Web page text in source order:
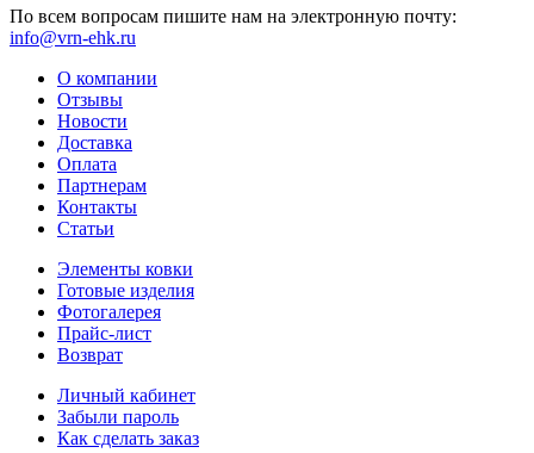
По всем вопросам пишите нам на электронную почту:
info@vrn-ehk.ru
О компании
Отзывы
Новости
Доставка
Оплата
Партнерам
Контакты
Статьи
Элементы ковки
Готовые изделия
Фотогалерея
Прайс-лист
Возврат
Личный кабинет
Забыли пароль
Как сделать заказ